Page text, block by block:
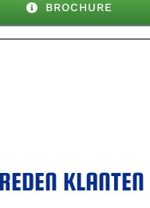
BROCHURE
KLANTEN